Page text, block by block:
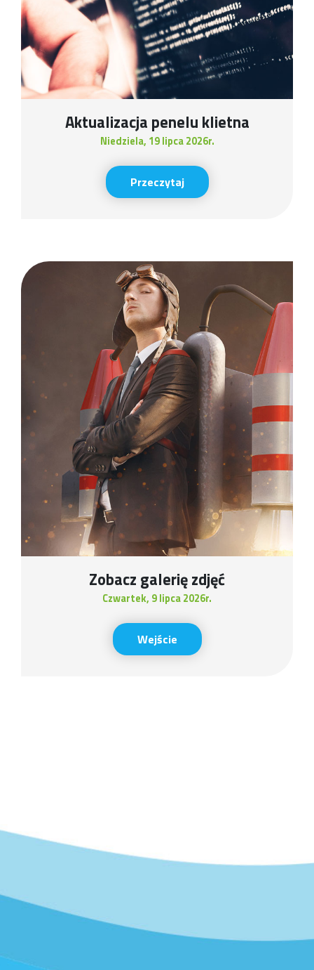
Aktualizacja penelu klietna
Niedziela, 19 lipca 2026r.
Przeczytaj
Zobacz galerię zdjęć
Czwartek, 9 lipca 2026r.
Wejście